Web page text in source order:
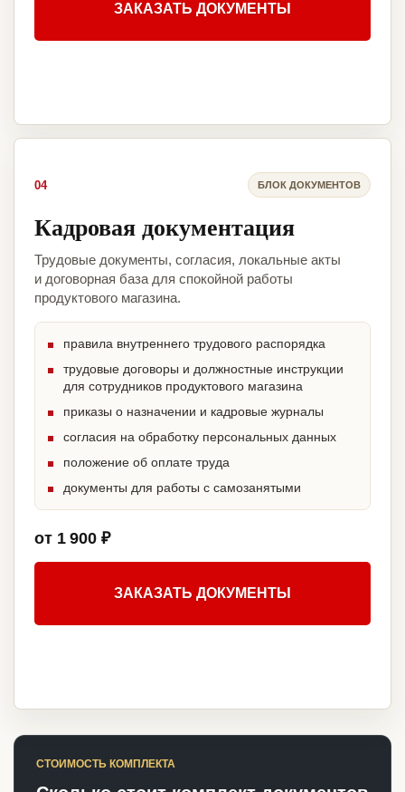
ЗАКАЗАТЬ ДОКУМЕНТЫ
04 БЛОК ДОКУМЕНТОВ
Кадровая документация
Трудовые документы, согласия, локальные акты
и договорная база для спокойной работы
продуктового магазина.
правила внутреннего трудового распорядка
трудовые договоры и должностные инструкции
для сотрудников продуктового магазина
приказы о назначении и кадровые журналы
согласия на обработку персональных данных
положение об оплате труда
документы для работы с самозанятыми
от 1 900 ₽
ЗАКАЗАТЬ ДОКУМЕНТЫ
СТОИМОСТЬ КОМПЛЕКТА